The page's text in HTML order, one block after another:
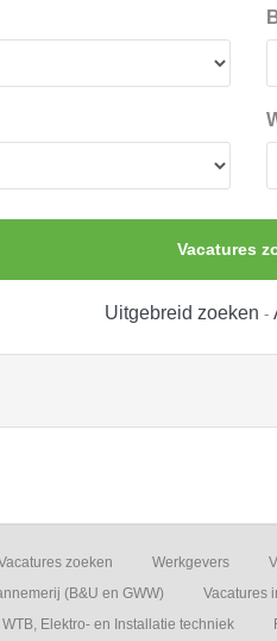
Vacatures
Uitgebreid zoeken -
zoeken Werkgevers
(B&U en GWW)
Vacatures
Elektro- en Installatie techniek